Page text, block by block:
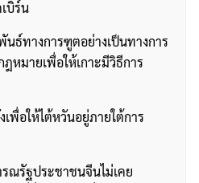
บิร์น
ธ์ทางการฑูตอย่างเป็นทางการ
หมายเพื่อให้เกาะมีวิธีการ
เพื่อให้ไต้หวันอยู่ภายใต้การ
ณรัฐประชาชนจีนไม่เคย